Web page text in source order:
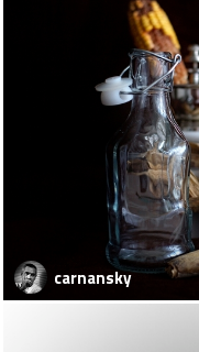
carnansky